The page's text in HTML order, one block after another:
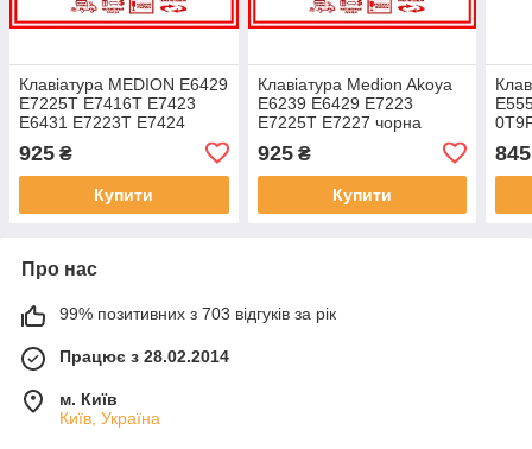
Клавіатура MEDION E6429
E7225T E7416T E7423
E6431 E7223T E7424
Черная RUUS
925 ₴
Купити
Клавіатура Medion Akoya
E6239 E6429 E7223
E7225T E7227 чорна
925₴
Купити
845
Про нас
99% позитивних з 703 відгуків за рік
Працює з 28.02.2014
м. Київ
Київ, Україна